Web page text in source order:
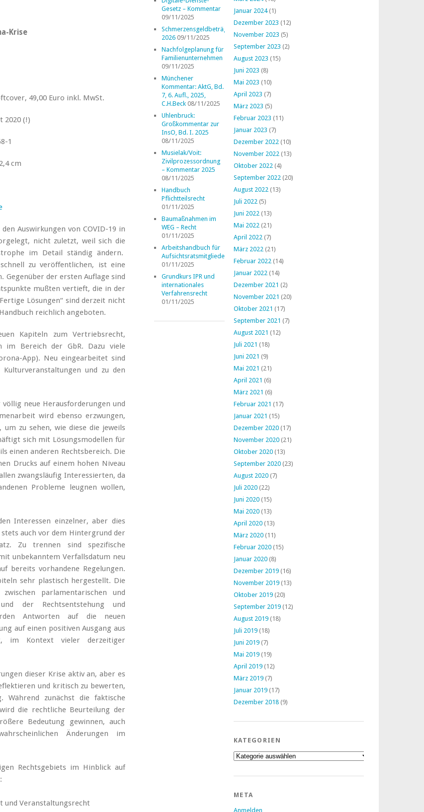
Krise
49,00 Euro inkl. MwSt.
2020 (!)
1
cm
Auswirkungen von COVID-19 in
nicht zuletzt, weil sich die
im Detail ständig ändern.
zu veröffentlichen, ist eine
Gegenüber der ersten Auflage sind
mußten vertieft, die in der
Lösungen“ sind derzeit nicht
reichlich angeboten.
Kapiteln zum Vertriebsrecht,
im Bereich der GbR. Dazu viele
App). Neu eingearbeitet sind
und zu den
neue Herausforderungen und
wird ebenso erzwungen,
zu sehen, wie diese die jeweils
sich mit Lösungsmodellen für
einen anderen Rechtsbereich. Die
Drucks auf einem hohen Niveau
zwangsläufig Interessierten, da
Probleme leugnen wollen,
Interessen einzelner, aber dies
auch vor dem Hintergrund der
Zu trennen sind spezifische
unbekanntem Verfallsdatum neu
bereits vorhandene Regelungen.
sehr plastisch hergestellt. Die
parlamentarischen und
der Rechtsentstehung und
Antworten auf die neuen
auf einen positiven Ausgang aus
im Kontext vieler derzeitiger
dieser Krise aktiv an, aber es
und kritisch zu bewerten,
Während zunächst die faktische
die rechtliche Beurteilung der
Bedeutung gewinnen, auch
Änderungen im
Rechtsgebiets im Hinblick auf
und Veranstaltungsrecht
Gesetz – Kommentar
09/11/2025
Schmerzensgeldbeträge
2026 09/11/2025
Nachfolgeplanung für
Familienunternehmen
09/11/2025
Münchener
Kommentar: AktG, Bd.
7, 6. Aufl., 2025,
C.H.Beck 08/11/2025
Uhlenbruck:
Großkommentar zur
InsO, Bd. I. 2025
08/11/2025
Musielak/Voit:
Zivilprozessordnung
– Kommentar 2025
08/11/2025
Handbuch
Pflichtteilsrecht
01/11/2025
Baumaßnahmen im
WEG – Recht
01/11/2025
Arbeitshandbuch für
Aufsichtsratsmitglieder
01/11/2025
Grundkurs IPR und
internationales
Verfahrensrecht
01/11/2025
Januar 2024(1)
Dezember 2023 (12)
November 2023 (5)
September 2023 (2)
August 2023 (15)
Juni 2023 (8)
Mai 2023 (10)
April 2023 (7)
März 2023 (5)
Februar 2023 (11)
Januar 2023 (7)
Dezember 2022 (10)
November 2022 (13)
Oktober 2022 (4)
September 2022 (20)
August 2022 (13)
Juli 2022 (5)
Juni 2022 (13)
Mai 2022 (21)
April 2022 (7)
März 2022 (21)
Februar 2022 (14)
Januar 2022 (14)
Dezember 2021 (2)
November 2021 (20)
Oktober 2021 (17)
September 2021 (7)
August 2021 (12)
Juli 2021 (18)
Juni 2021 (9)
Mai 2021 (21)
April 2021 (6)
März 2021 (6)
Februar 2021 (17)
Januar 2021 (15)
Dezember 2020 (17)
November 2020 (21)
Oktober 2020 (13)
September 2020 (23)
August 2020 (7)
Juli 2020 (22)
Juni 2020 (15)
Mai 2020 (13)
April 2020 (13)
März 2020 (11)
Februar 2020 (15)
Januar 2020 (8)
Dezember 2019 (16)
November 2019 (13)
Oktober 2019 (20)
September 2019 (12)
August 2019 (18)
Juli 2019 (18)
Juni 2019 (7)
Mai 2019 (19)
April 2019 (12)
März 2019 (7)
Januar 2019 (17)
Dezember 2018 (9)
KATEGORIEN
Kategorien
META
Anmelden